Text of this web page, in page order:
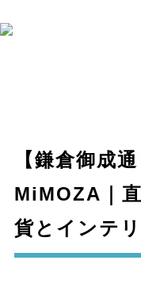
【鎌倉御成
MiMOZA｜
貨とインテ